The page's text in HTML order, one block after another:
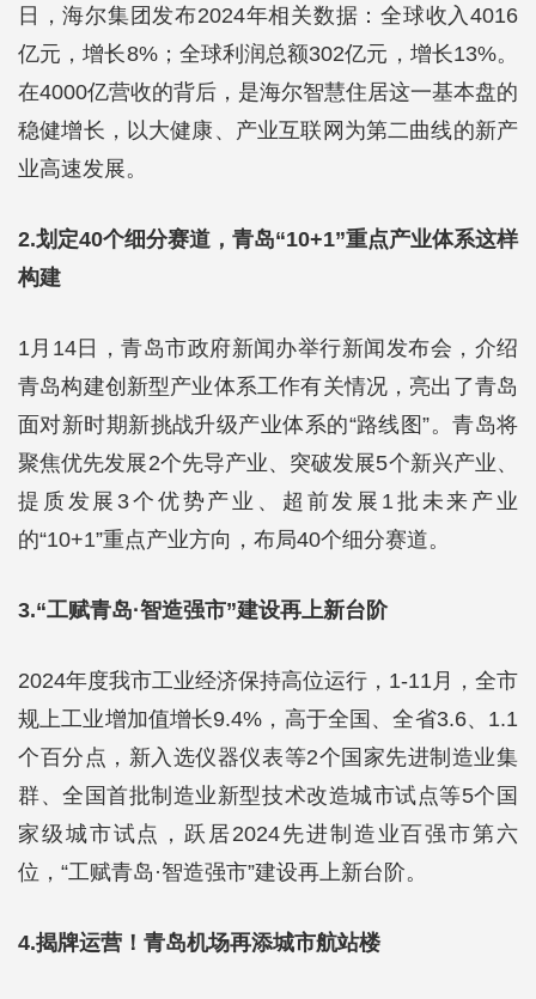
日，海尔集团发布2024年相关数据：全球收入4016
亿元，增长8%；全球利润总额302亿元，增长13%。
在4000亿营收的背后，是海尔智慧住居这一基本盘的
稳健增长，以大健康、产业互联网为第二曲线的新产
业高速发展。
2.划定40个细分赛道，青岛“10+1”重点产业体系这样
构建
1月14日，青岛市政府新闻办举行新闻发布会，介绍
青岛构建创新型产业体系工作有关情况，亮出了青岛
面对新时期新挑战升级产业体系的“路线图”。青岛将
聚焦优先发展2个先导产业、突破发展5个新兴产业、
提质发展3个优势产业、超前发展1批未来产业
的“10+1”重点产业方向，布局40个细分赛道。
3.“工赋青岛·智造强市”建设再上新台阶
2024年度我市工业经济保持高位运行，1-11月，全市
规上工业增加值增长9.4%，高于全国、全省3.6、1.1
个百分点，新入选仪器仪表等2个国家先进制造业集
群、全国首批制造业新型技术改造城市试点等5个国
家级城市试点，跃居2024先进制造业百强市第六
位，“工赋青岛·智造强市”建设再上新台阶。
4.揭牌运营！青岛机场再添城市航站楼